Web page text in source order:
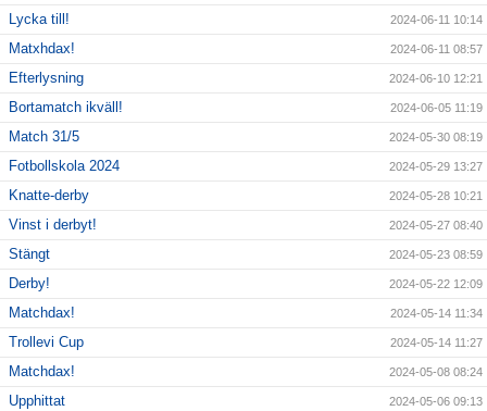
Lycka till! 2024-06-11 10:14
Matxhdax! 2024-06-11 08:57
Efterlysning 2024-06-10 12:21
Bortamatch ikväll! 2024-06-05 11:19
Match 31/5 2024-05-30 08:19
Fotbollskola 2024 2024-05-29 13:27
Knatte-derby 2024-05-28 10:21
Vinst i derbyt! 2024-05-27 08:40
Stängt 2024-05-23 08:59
Derby! 2024-05-22 12:09
Matchdax! 2024-05-14 11:34
Trollevi Cup 2024-05-14 11:27
Matchdax! 2024-05-08 08:24
Upphittat 2024-05-06 09:13